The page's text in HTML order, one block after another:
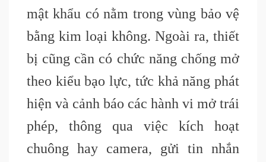
mật khẩu có nằm trong vùng bảo vệ
bằng kim loại không. Ngoài ra, thiết
bị cũng cần có chức năng chống mở
theo kiểu bạo lực, tức khả năng phát
hiện và cảnh báo các hành vi mở trái
phép, thông qua việc kích hoạt
chuông hay camera, gửi tin nhắn